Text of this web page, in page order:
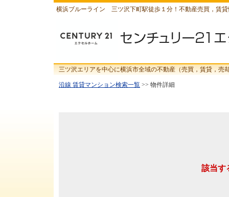
横浜ブルーライン 三ツ沢下町駅徒歩１分！不動産売買，賃
三ツ沢エリアを中心に横浜市全域の不動産（売買，賃貸，
沿線 賃貸マンション検索一覧 >> 物件詳細
該当す